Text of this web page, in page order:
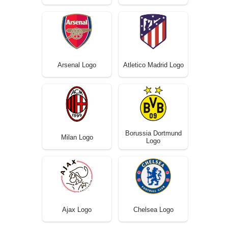
Arsenal Logo Atletico Madrid Logo
Milan Logo
Borussia Dortmund
Logo
Ajax Logo Chelsea Logo